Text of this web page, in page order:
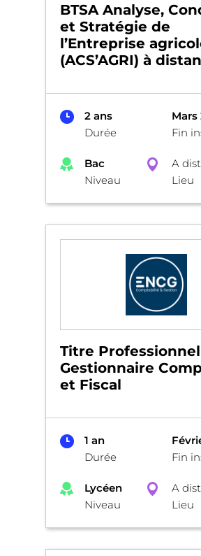
BTSA Analyse,
et Stratégie de
l’Entreprise
(ACS’AGRI) à
2 ans
Durée
Mars
Fin
Bac
Niveau
A
Lieu
Titre Professionnel
Gestionnaire
et Fiscal
1 an
Durée
Fin
Lycéen
Niveau
A
Lieu